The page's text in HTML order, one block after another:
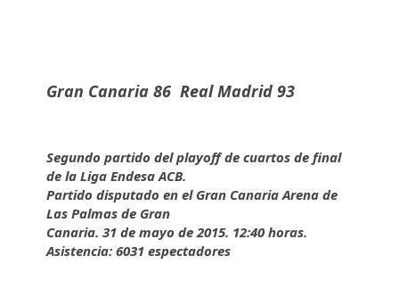
Gran Canaria 86 Real Madrid 93
Segundo partido del playoff de cuartos de final
de la Liga Endesa ACB.
Partido disputado en el Gran Canaria Arena de
Las Palmas de Gran
Canaria. 31 de mayo de 2015. 12:40 horas.
Asistencia: 6031 espectadores